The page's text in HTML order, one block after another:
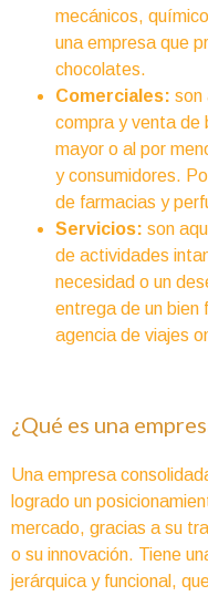
mecánicos,
una empresa que
chocolates.
Comerciales: son
compra y venta de
mayor o al por
y consumidores.
de farmacias y
Servicios: son
de actividades
necesidad o un
entrega de un bien
agencia de viajes
¿Qué es una
Una empresa
logrado un
mercado, gracias a su
o su innovación. Tiene
jerárquica y funcional,